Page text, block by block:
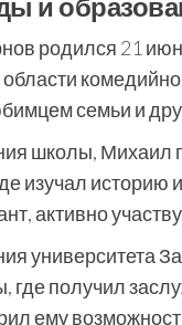
родился 21
семьи и
школы, Михаил
изучал
активно
университета
где получил
ему